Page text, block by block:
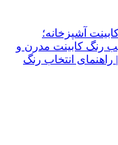
آشپزخانه؛
رنگ کابینت مدرن و
راهنمای انتخاب رنگ